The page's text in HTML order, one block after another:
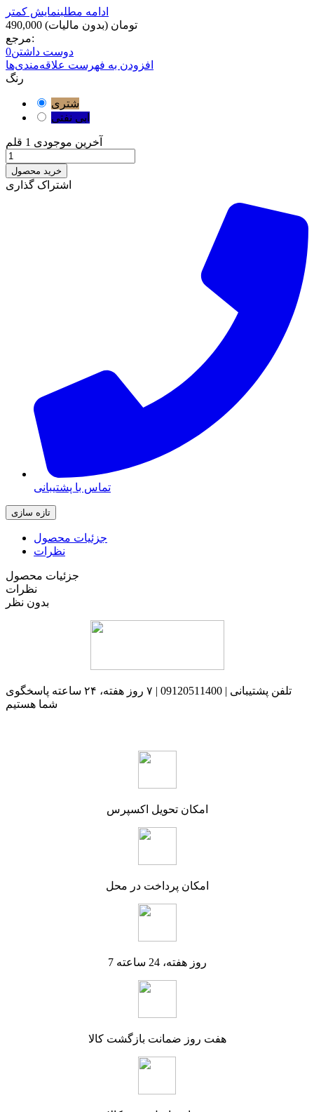
ادامه مطلبنمایش کمتر
490,000 تومان (بدون مالیات)
مرجع:
دوست داشتن0
افزودن به فهرست علاقه‌مندی‌ها
رنگ
شتری
ابی نفتی
آخرین موجودی 1 قلم
خرید محصول
اشتراک گذاری
تماس با پشتیبانی
جزئیات محصول
نظرات
جزئیات محصول
نظرات
بدون نظر
تلفن پشتیبانی | 09120511400 | ۷ روز هفته، ۲۴ ساعته پاسخگوی
شما هستیم
امکان تحویل اکسپرس
امکان پرداخت در محل
7 روز هفته، 24 ساعته
هفت روز ضمانت بازگشت کالا